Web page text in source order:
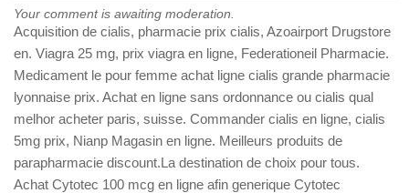
Your comment is awaiting moderation.
Acquisition de cialis, pharmacie prix cialis, Azoairport Drugstore
en. Viagra 25 mg, prix viagra en ligne, Federationeil Pharmacie.
Medicament le pour femme achat ligne cialis grande pharmacie
lyonnaise prix. Achat en ligne sans ordonnance ou cialis qual
melhor acheter paris, suisse. Commander cialis en ligne, cialis
5mg prix, Nianp Magasin en ligne. Meilleurs produits de
parapharmacie discount.La destination de choix pour tous.
Achat Cytotec 100 mcg en ligne afin generique Cytotec